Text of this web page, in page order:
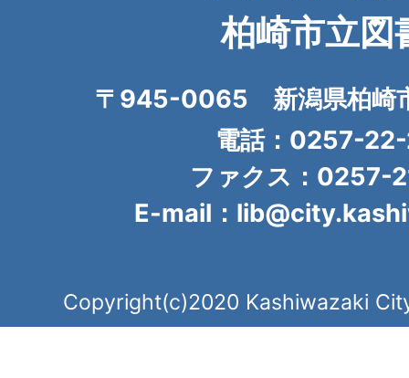
柏崎市立図
〒945-0065 新潟県柏崎
電話：0257-
ファクス：0257-
E-mail：
Copyright(c)2020 Kashiwazaki